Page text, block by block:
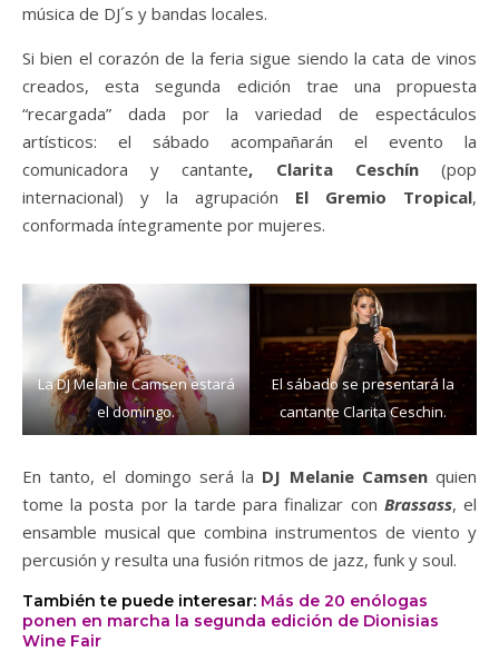
música de DJ´s y bandas locales.
Si bien el corazón de la feria sigue siendo la cata de vinos
creados, esta segunda edición trae una propuesta
“recargada” dada por la variedad de espectáculos
artísticos: el sábado acompañarán el evento la
comunicadora y cantante, Clarita Ceschín(pop
internacional) y la agrupación El Gremio Tropical,
conformada íntegramente por mujeres.
La DJ Melanie Camsen estará
el domingo.
El sábado se presentará la
cantante Clarita Ceschin.
En tanto, el domingo será la DJ Melanie Camsenquien
tome la posta por la tarde para finalizar con Brassass, el
ensamble musical que combina instrumentos de viento y
percusión y resulta una fusión ritmos de jazz, funk y soul.
También te puede interesar: Más de 20 enólogas
ponen en marcha la segunda edición de Dionisias
Wine Fair